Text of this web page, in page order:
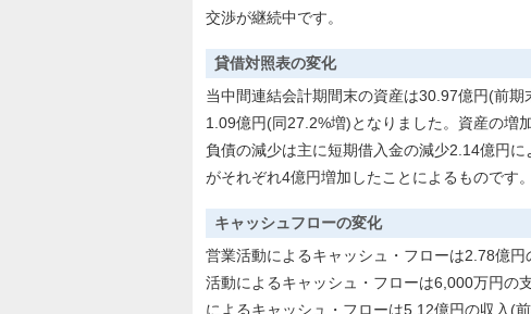
交渉が継続中です。
貸借対照表の変化
当中間連結会計期間末の資産は30.97億円(前
1.09億円(同27.2%増)となりました。資産の増
負債の減少は主に短期借入金の減少2.14億円
がそれぞれ4億円増加したことによるものです。
キャッシュフローの変化
営業活動によるキャッシュ・フローは2.78億
活動によるキャッシュ・フローは6,000万円の
によるキャッシュ・フローは5.12億円の収入(